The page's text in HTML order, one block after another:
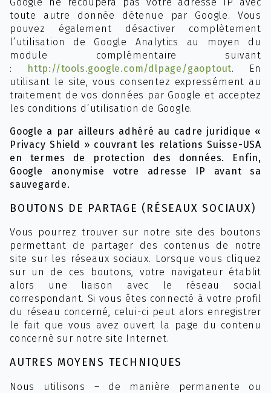
toute autre donnée détenue par Google. Vous
pouvez également désactiver complètement
l’utilisation de Google Analytics au moyen du
module complémentaire suivant
:
http://tools.google.com/dlpage/gaoptout. En
utilisant le site, vous consentez expressément au
traitement de vos données par Google et acceptez
les conditions d’utilisation de Google.
Google a par ailleurs adhéré au cadre juridique «
Privacy Shield » couvrant les relations Suisse-USA
en termes de protection des données. Enfin,
Google anonymise votre adresse IP avant sa
sauvegarde.
BOUTONS DE PARTAGE (RÉSEAUX SOCIAUX)
Vous pourrez trouver sur notre site des boutons
permettant de partager des contenus de notre
site sur les réseaux sociaux. Lorsque vous cliquez
sur un de ces boutons, votre navigateur établit
alors une liaison avec le réseau social
correspondant. Si vous êtes connecté à votre profil
du réseau concerné, celui-ci peut alors enregistrer
le fait que vous avez ouvert la page du contenu
concerné sur notre site Internet.
AUTRES MOYENS TECHNIQUES
Nous utilisons – de manière permanente ou